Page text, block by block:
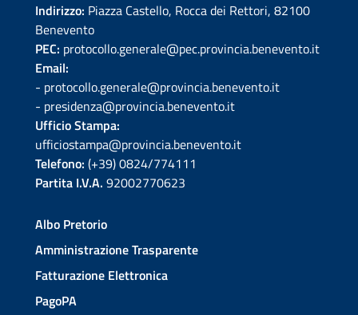
Indirizzo: Piazza Castello, Rocca dei Rettori, 82100
Benevento
PEC: protocollo.generale@pec.provincia.benevento.it
Email:
- protocollo.generale@provincia.benevento.it
- presidenza@provincia.benevento.it
Ufficio Stampa:
ufficiostampa@provincia.benevento.it
Telefono: (+39) 0824/774111
Partita I.V.A. 92002770623
Albo Pretorio
Amministrazione Trasparente
Fatturazione Elettronica
PagoPA